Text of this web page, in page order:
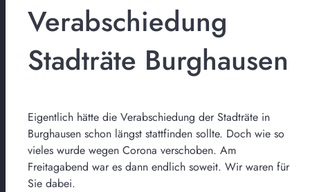
Verabschiedung
Stadträte Burghausen
Eigentlich hätte die Verabschiedung der Stadträte in
Burghausen schon längst stattfinden sollte. Doch wie so
vieles wurde wegen Corona verschoben. Am
Freitagabend war es dann endlich soweit. Wir waren für
Sie dabei.